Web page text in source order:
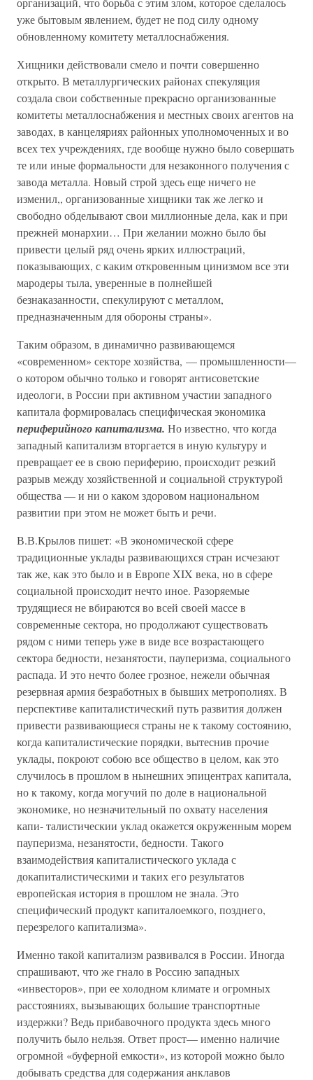
уже бытовым явлением, будет не под силу одному
обновленному комитету металлоснабжения.
Хищники действовали смело и почти совершенно
открыто. В металлургических районах спекуляция
создала свои собственные прекрасно организованные
комитеты металлоснабжения и местных своих агентов на
заводах, в канцеляриях районных уполномоченных и во
всех тех учреждениях, где вообще нужно было совершать
те или иные формальности для незаконного получения с
завода металла. Новый строй здесь еще ничего не
изменил,, организованные хищники так же легко и
свободно обделывают свои миллионные дела, как и при
прежней монархии… При желании можно было бы
привести целый ряд очень ярких иллюстраций,
показывающих, с каким откровенным цинизмом все эти
мародеры тыла, уверенные в полнейшей
безнаказанности, спекулируют с металлом,
предназначенным для обороны страны».
Таким образом, в динамично развивающемся
«современном» секторе хозяйства, — промышленности—
о котором обычно только и говорят антисоветские
идеологи, в России при активном участии западного
капитала формировалась специфическая экономика
периферийного капитализма. Но известно, что когда
западный капитализм вторгается в иную культуру и
превращает ее в свою периферию, происходит резкий
разрыв между хозяйственной и социальной структурой
общества — и ни о каком здоровом национальном
развитии при этом не может быть и речи.
В.В.Крылов пишет: «В экономической сфере
традиционные уклады развивающихся стран исчезают
так же, как это было и в Европе XIX века, но в сфере
социальной происходит нечто иное. Разоряемые
трудящиеся не вбираются во всей своей массе в
современные сектора, но продолжают существовать
рядом с ними теперь уже в виде все возрастающего
сектора бедности, незанятости, пауперизма, социального
распада. И это нечто более грозное, нежели обычная
резервная армия безработных в бывших метрополиях. В
перспективе капиталистический путь развития должен
привести развивающиеся страны не к такому состоянию,
когда капиталистические порядки, вытеснив прочие
уклады, покроют собою все общество в целом, как это
случилось в прошлом в нынешних эпицентрах капитала,
но к такому, когда могучий по доле в национальной
экономике, но незначительный по охвату населения
капи- талистическии уклад окажется окруженным морем
пауперизма, незанятости, бедности. Такого
взаимодействия капиталистического уклада с
докапиталистическими и таких его результатов
европейская история в прошлом не знала. Это
специфический продукт капиталоемкого, позднего,
перезрелого капитализма».
Именно такой капитализм развивался в России. Иногда
спрашивают, что же гнало в Россию западных
«инвесторов», при ее холодном климате и огромных
расстояниях, вызывающих большие транспортные
издержки? Ведь прибавочного продукта здесь много
получить было нельзя. Ответ прост— именно наличие
огромной «буферной емкости», из которой можно было
добывать средства для содержания анклавов